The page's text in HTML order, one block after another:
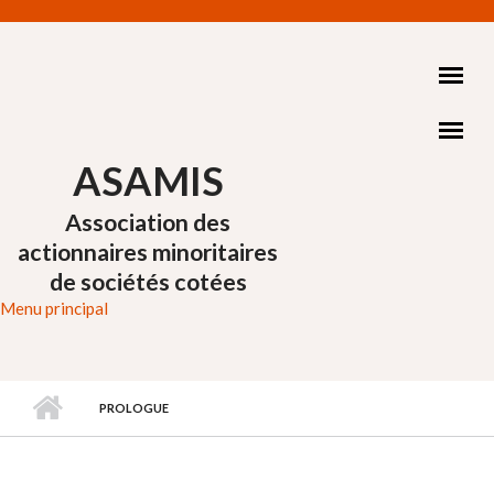
ASAMIS
Association des
actionnaires minoritaires
de sociétés cotées
Menu principal
PROLOGUE